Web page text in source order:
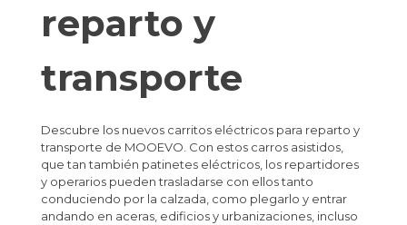
reparto y
transporte
Descubre los nuevos carritos eléctricos para reparto y
transporte de MOOEVO. Con estos carros asistidos,
que tan también patinetes eléctricos, los repartidores
y operarios pueden trasladarse con ellos tanto
conduciendo por la calzada, como plegarlo y entrar
andando en aceras, edificios y urbanizaciones, incluso